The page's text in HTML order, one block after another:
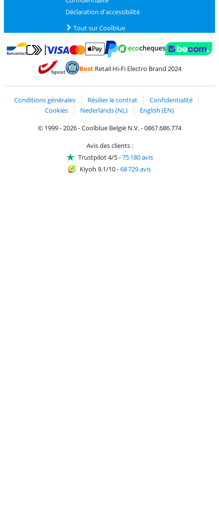
Déclaration d'accessibilité
Tout sur Coolblue
Payer avec Bancontact
Payer avec MasterCard et Visa via ClickToPay
Payer avec PayPal
BestRetail Hi-Fi Electro Brand 2024
Conditions générales Résilier le contrat
Confidentialité
Cookies
Nederlands (NL)
English (EN)
© 1999 - 2026 - Coolblue België N.V. - 0867.686.774
Avis des clients :
Trustpilot 4/5-75 180 avis
Kiyoh 9.1/10-68 729 avis